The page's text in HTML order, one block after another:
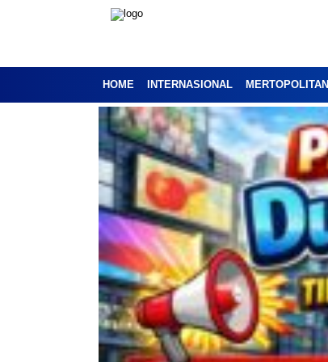
HOME INTERNASIONAL MERTOPOLITAN